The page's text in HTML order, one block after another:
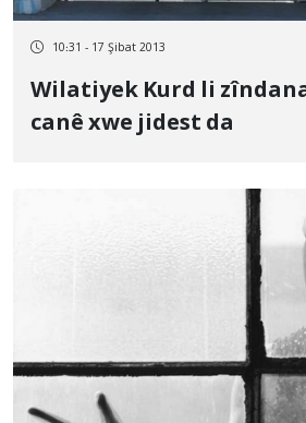
10:31 - 17 Şibat 2013
Wilatiyek Kurd li
canê xwe jidest da